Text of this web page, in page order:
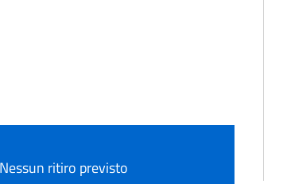
Nessun ritiro previsto